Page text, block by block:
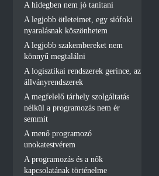
A hidegben nem jó tanítani
A legjobb ötleteimet, egy siófoki
nyaralásnak köszönhetem
A legjobb szakembereket nem
könnyű megtalálni
A logisztikai rendszerek gerince, az
állványrendszerek
A megfelelő tárhely szolgáltatás
nélkül a programozás nem ér
semmit
A menő programozó
unokatestvérem
A programozás és a nők
kapcsolatának történelme